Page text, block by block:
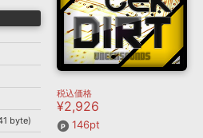
»
音楽カード
ボーカル抜き出し
DUBSTEP
MUTANT
ROUTER.FM
・エフェクト
DAW 効果音
byte)
税込価格
¥2,926
146pt